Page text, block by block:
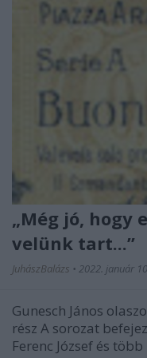
„Még jó, hogy
velünk tart...”
JuhászBalázs • 2022. január 10.
Gunesch János
rész A sorozat
Ferenc József és